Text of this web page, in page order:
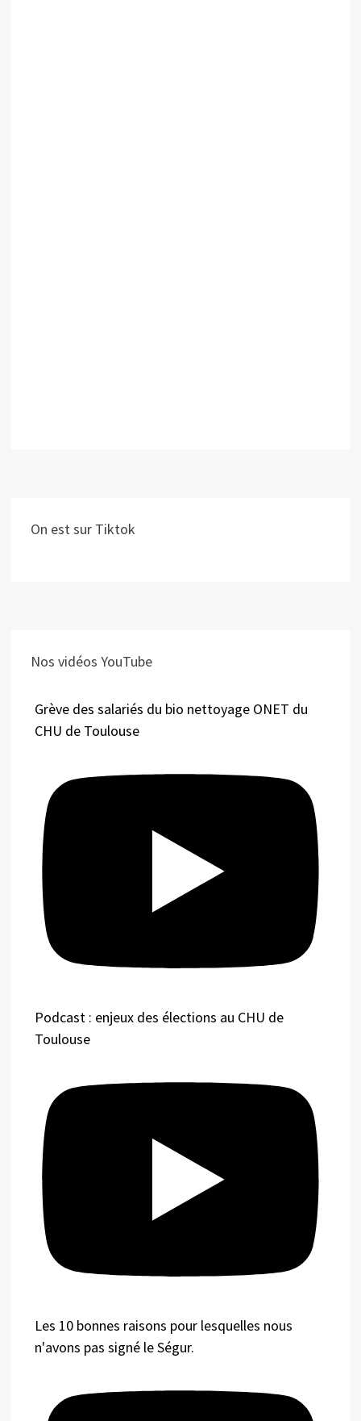
On est sur Tiktok
Nos vidéos YouTube
Grève des salariés du bio nettoyage ONET du
CHU de Toulouse
Podcast : enjeux des élections au CHU de
Toulouse
Les 10 bonnes raisons pour lesquelles nous
n'avons pas signé le Ségur.